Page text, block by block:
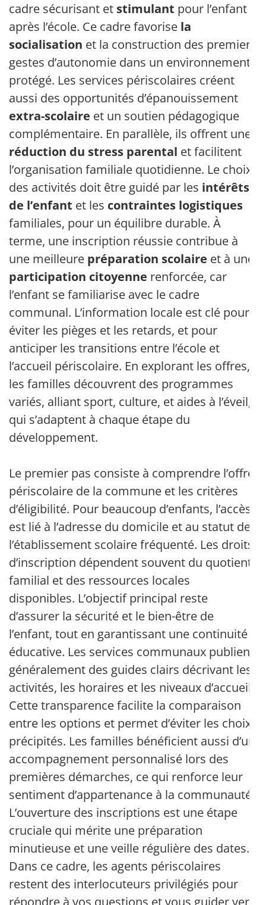
cadre sécurisant et stimulant pour l’enfant
après l’école. Ce cadre favorise la
socialisation et la construction des premiers
gestes d’autonomie dans un environnement
protégé. Les services périscolaires créent
aussi des opportunités d’épanouissement
extra-scolaire et un soutien pédagogique
complémentaire. En parallèle, ils offrent une
réduction du stress parental et facilitent
l’organisation familiale quotidienne. Le choix
des activités doit être guidé par les intérêts
de l’enfant et les contraintes logistiques
familiales, pour un équilibre durable. À
terme, une inscription réussie contribue à
une meilleure préparation scolaire et à une
participation citoyenne renforcée, car
l’enfant se familiarise avec le cadre
communal. L’information locale est clé pour
éviter les pièges et les retards, et pour
anticiper les transitions entre l’école et
l’accueil périscolaire. En explorant les offres,
les familles découvrent des programmes
variés, alliant sport, culture, et aides à l’éveil,
qui s’adaptent à chaque étape du
développement.
Le premier pas consiste à comprendre l’offre
périscolaire de la commune et les critères
d’éligibilité. Pour beaucoup d’enfants, l’accès
est lié à l’adresse du domicile et au statut de
l’établissement scolaire fréquenté. Les droits
d’inscription dépendent souvent du quotient
familial et des ressources locales
disponibles. L’objectif principal reste
d’assurer la sécurité et le bien-être de
l’enfant, tout en garantissant une continuité
éducative. Les services communaux publient
généralement des guides clairs décrivant les
activités, les horaires et les niveaux d’accueil.
Cette transparence facilite la comparaison
entre les options et permet d’éviter les choix
précipités. Les familles bénéficient aussi d’un
accompagnement personnalisé lors des
premières démarches, ce qui renforce leur
sentiment d’appartenance à la communauté.
L’ouverture des inscriptions est une étape
cruciale qui mérite une préparation
minutieuse et une veille régulière des dates.
Dans ce cadre, les agents périscolaires
restent des interlocuteurs privilégiés pour
répondre à vos questions et vous guider vers